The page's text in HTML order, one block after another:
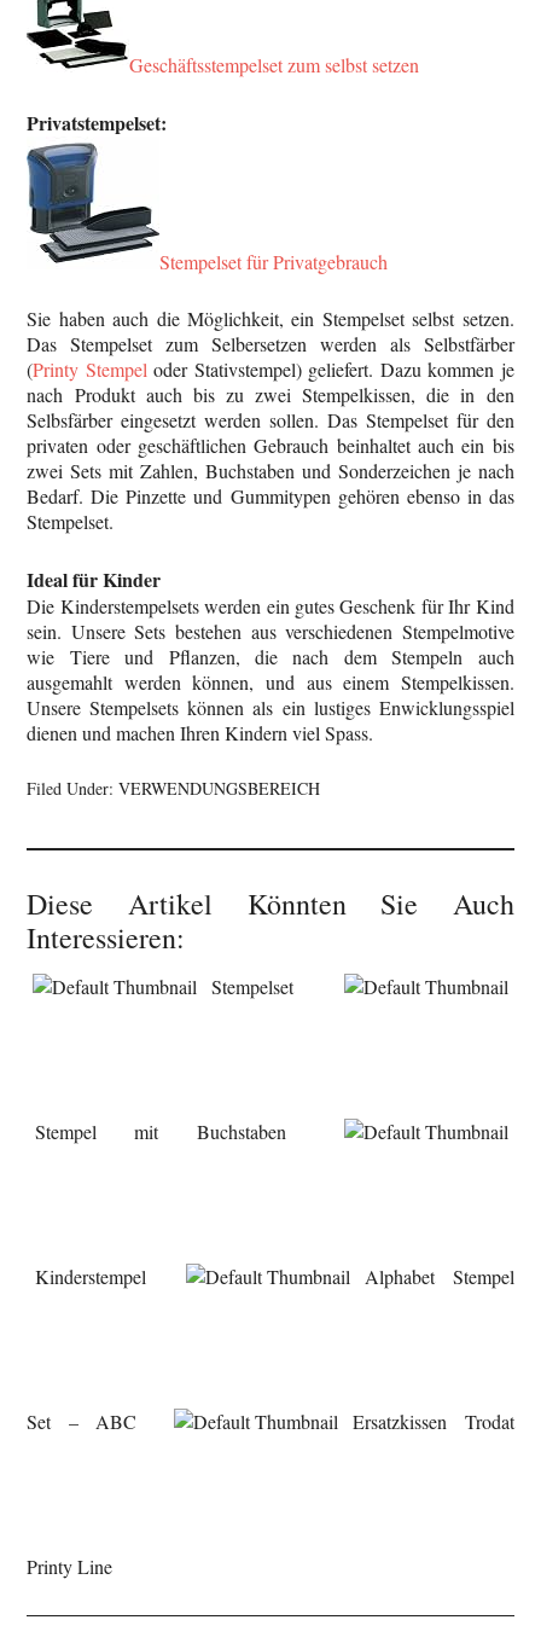
Geschäftsstempelset zum selbst setzen
Privatstempelset:
Stempelset für Privatgebrauch
Sie haben auch die Möglichkeit, ein Stempelset selbst setzen.
Das Stempelset zum Selbersetzen werden als Selbstfärber
(Printy Stempel oder Stativstempel) geliefert. Dazu kommen je
nach Produkt auch bis zu zwei Stempelkissen, die in den
Selbsfärber eingesetzt werden sollen. Das Stempelset für den
privaten oder geschäftlichen Gebrauch beinhaltet auch ein bis
zwei Sets mit Zahlen, Buchstaben und Sonderzeichen je nach
Bedarf. Die Pinzette und Gummitypen gehören ebenso in das
Stempelset.
Ideal für Kinder
Die Kinderstempelsets werden ein gutes Geschenk für Ihr Kind
sein. Unsere Sets bestehen aus verschiedenen Stempelmotive
wie Tiere und Pflanzen, die nach dem Stempeln auch
ausgemahlt werden können, und aus einem Stempelkissen.
Unsere Stempelsets können als ein lustiges Enwicklungsspiel
dienen und machen Ihren Kindern viel Spass.
Filed Under:VERWENDUNGSBEREICH
Diese Artikel Könnten Sie Auch
Interessieren:
Stempelset
Stempel mit Buchstaben
Kinderstempel Alphabet Stempel
Set – ABC Ersatzkissen Trodat
Printy Line